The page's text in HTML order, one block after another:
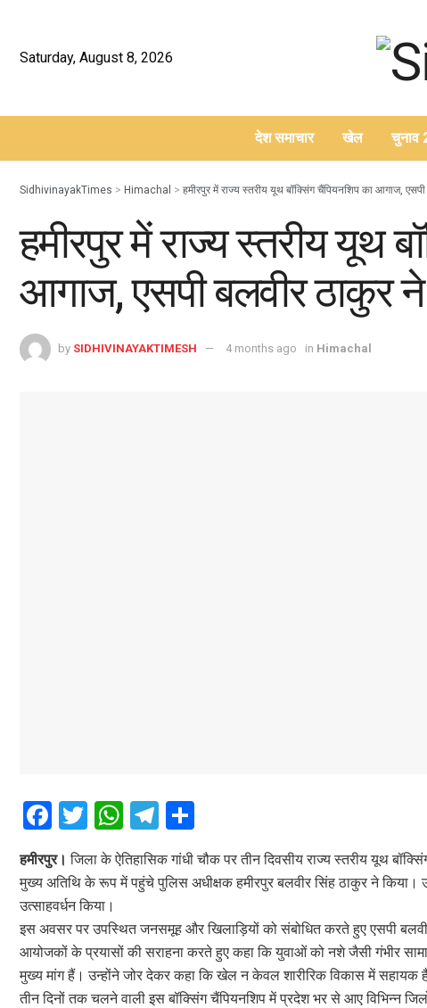
Saturday, August 8, 2026
देश समाचार खेल चुनाव
SidhivinayakTimes > Himachal > हमीरपुर में राज्य स्तरीय यूथ बॉक्सिंग चैंपियनशिप का आगाज,
हमीरपुर में राज्य स्तरीय यूथ
आगाज, एसपी बलवीर ठाकुर
by SIDHIVINAYAKTIMESH 4 months ago in Himachal
F
ce
b
o
o
k
T
wi
tt
er
W
h
at
A
p
p
T
e
gr
a
m
h
ar
हमीरपुर। जिला के ऐतिहासिक गांधी चौक पर तीन दिवसीय राज्य स्तरीय यूथ
मुख्य अतिथि के रूप में पहुंचे पुलिस अधीक्षक हमीरपुर बलवीर सिंह ठाकुर ने किया।
उत्साहवर्धन किया।
इस अवसर पर उपस्थित जनसमूह और खिलाड़ियों को संबोधित करते हुए एसपी
आयोजकों के प्रयासों की सराहना करते हुए कहा कि युवाओं को नशे जैसी गंभीर
मुख्य मांग हैं। उन्होंने जोर देकर कहा कि खेल न केवल शारीरिक विकास में
तीन दिनों तक चलने वाली इस बॉक्सिंग चैंपियनशिप में प्रदेश भर से आए विभिन्न